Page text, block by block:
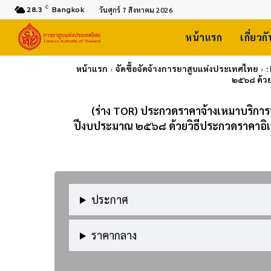
28.3 C Bangkok วันศุกร์ 7 สิงหาคม 2026
หน้าแรก เกี่ยว
หน้าแรก จัดซื้อจัดจ้างการยาสูบแห่งประเทศไทย
:
๒๕๖๘ ด้ว
(ร่าง TOR) ประกวดราคาจ้างเหมาบริ
ปีงบประมาณ ๒๕๖๘ ด้วยวิธีประกวดราคาอิ
ประกาศ
ราคากลาง